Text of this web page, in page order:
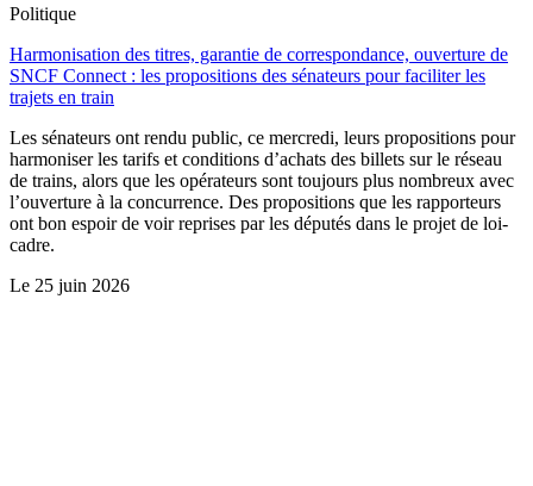
Politique
Harmonisation des titres, garantie de correspondance, ouverture de
SNCF Connect : les propositions des sénateurs pour faciliter les
trajets en train
Les sénateurs ont rendu public, ce mercredi, leurs propositions pour
harmoniser les tarifs et conditions d’achats des billets sur le réseau
de trains, alors que les opérateurs sont toujours plus nombreux avec
l’ouverture à la concurrence. Des propositions que les rapporteurs
ont bon espoir de voir reprises par les députés dans le projet de loi-
cadre.
Le 25 juin 2026